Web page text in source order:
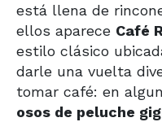
está llena de
ellos aparece Café
estilo clásico
darle una vuelta
tomar café: en
osos de peluche